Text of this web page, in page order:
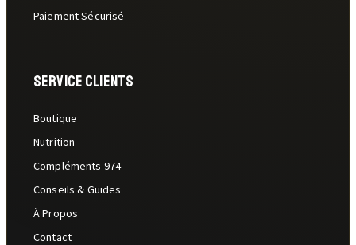
Paiement Sécurisé
Service Clients
Boutique
Nutrition
Compléments 974
Conseils & Guides
À Propos
Contact